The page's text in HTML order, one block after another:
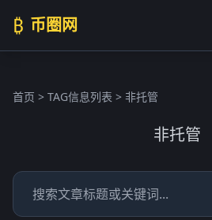
₿ 币圈网
首页 > TAG信息列表 > 非托管
非托管